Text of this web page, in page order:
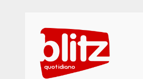
content